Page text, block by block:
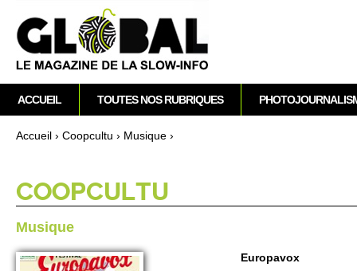
Accueil › Co­opcultu › Musique ›
CO­OPCULTU
Musique
Europavox
M
e
n
r
i
n
i
ACCUEIL TOUTES NOS RUBRIQUES